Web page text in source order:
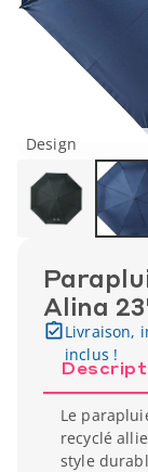
Design
Alina
Livraison,
inclus !
Le
recyclé
style